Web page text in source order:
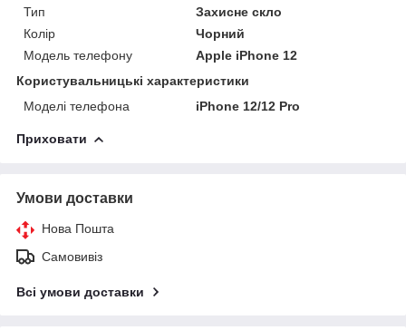
Тип
Захисне скло
Колір
Чорний
Модель телефону
Apple iPhone 12
Користувальницькі характеристики
Моделі телефона
iPhone 12/12 Pro
Приховати
Умови доставки
Нова Пошта
Самовивіз
Всі умови доставки